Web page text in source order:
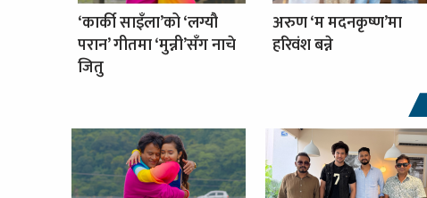
‘कार्की साइँला’को ‘लग्यौ
परान’ गीतमा ‘मुन्नी’सँग नाचे
जितु
अरुण ‘म मदनकृष्ण’मा
हरिवंश बन्ने